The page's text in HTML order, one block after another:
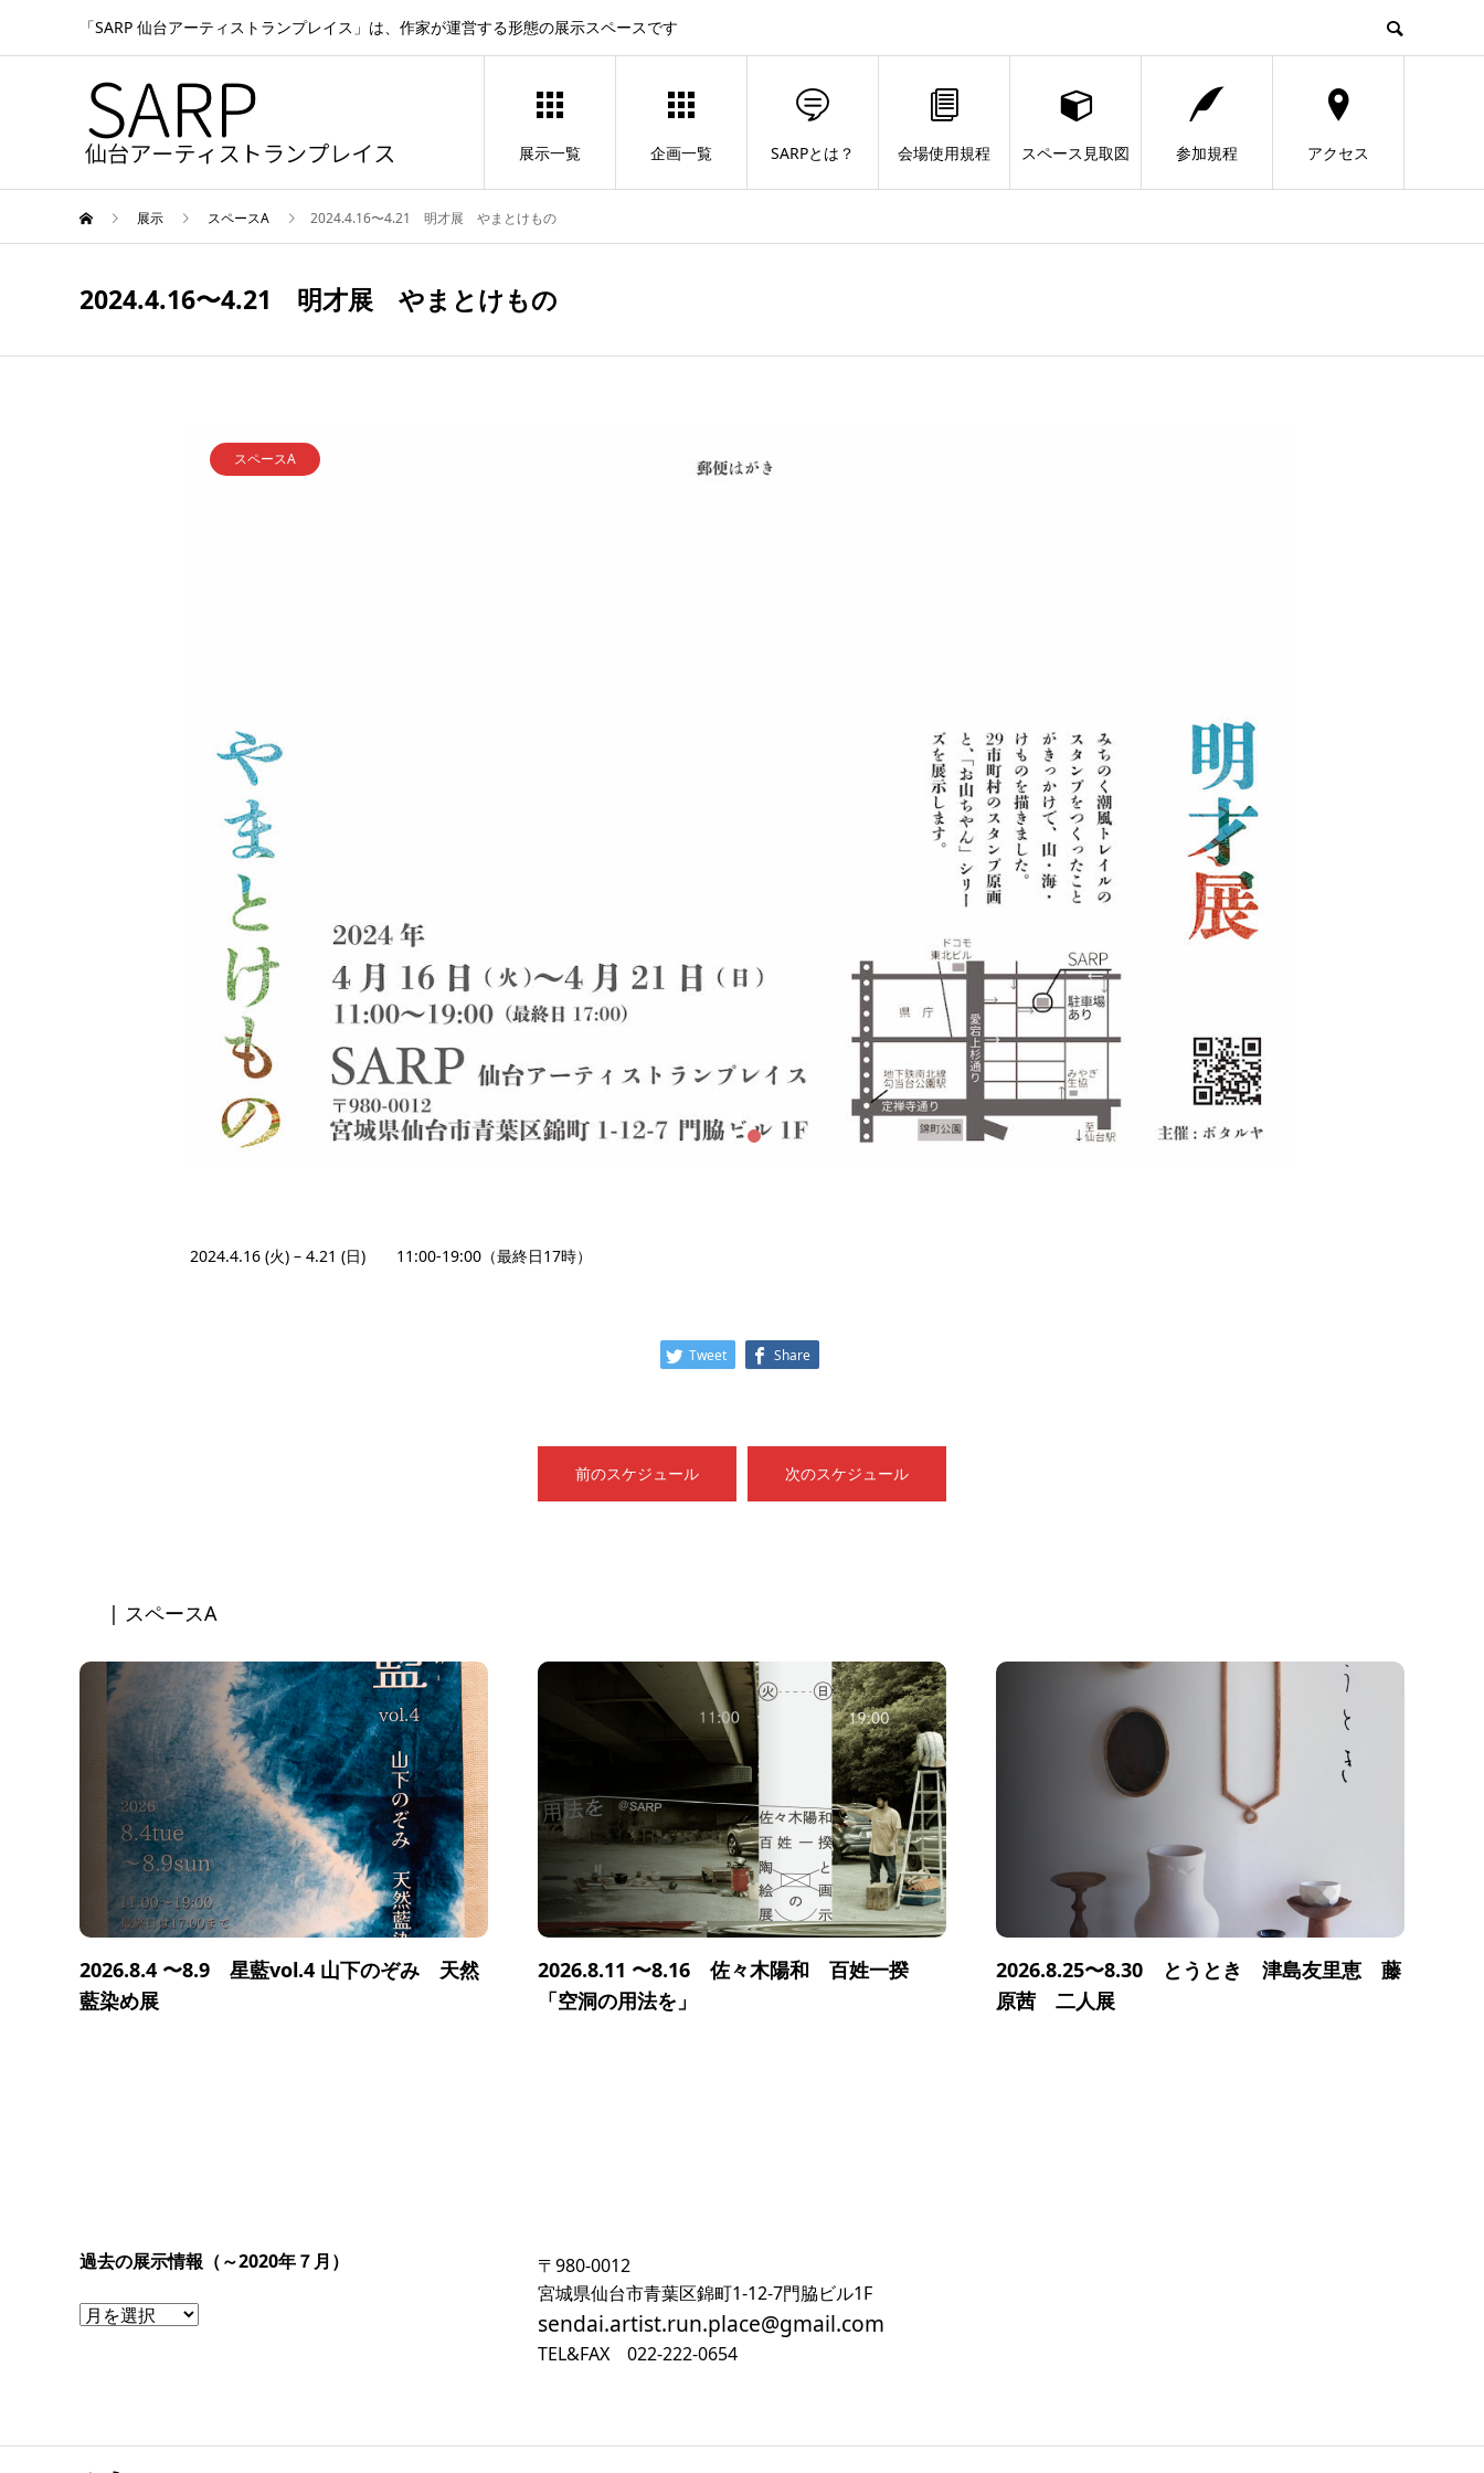
「SARP 仙台アーティストランプレイス」は、作家が運営する形態の展示スペースです
展示一覧 企画一覧 SARPとは？ 会場使用規程 スペース見取図 参加規程 アクセス
展示 スペースA 2024.4.16〜4.21 明才展 やまとけもの
2024.4.16〜4.21 明才展 やまとけもの
スペースA
2024.4.16 (火) – 4.21 (日) 11:00-19:00（最終日17時）
Tweet Share
前のスケジュール 次のスケジュール
| スペースA
2026.8.4 〜8.9 星藍vol.4 山下のぞみ 天然
藍染め展
2026.8.11 〜8.16 佐々木陽和 百姓一揆
「空洞の用法を」
2026.8.25〜8.30 とうとき 津島友里恵 藤
原茜 二人展
過去の展示情報（～2020年７月）
過
去
2020
〒980-0012
宮城県仙台市青葉区錦町1-12-7門脇ビル1F
sendai.artist.run.place@gmail.com
TEL&FAX 022-222-0654